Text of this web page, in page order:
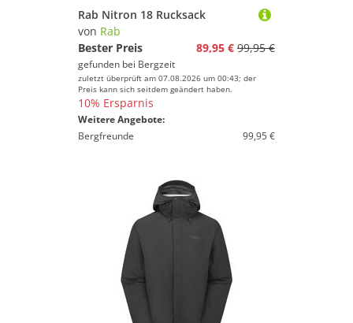
Rab Nitron 18 Rucksack
von Rab
Bester Preis
89,95 € 99,95 €
gefunden bei Bergzeit
zuletzt überprüft am 07.08.2026 um 00:43; der
Preis kann sich seitdem geändert haben.
10% Ersparnis
Weitere Angebote:
Bergfreunde
99,95 €